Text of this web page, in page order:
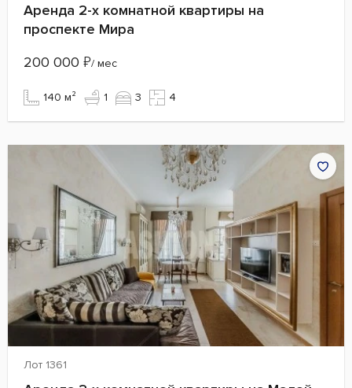
Аренда 2-х комнатной квартиры на
проспекте Мира
200 000 ₽/ мес
140 м² 1 3 4
Лот 1361